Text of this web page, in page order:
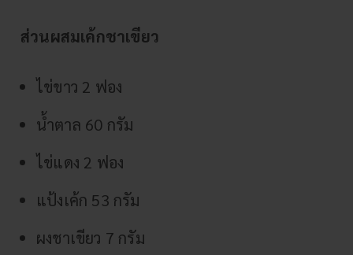
ส่วนผสมเค้กชาเขียว
ไข่ขาว 2 ฟอง
น้ำตาล 60 กรัม
ไข่แดง 2 ฟอง
แป้งเค้ก 53 กรัม
ผงชาเขียว 7 กรัม